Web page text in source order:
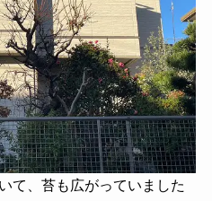
て、苔も広がっていました